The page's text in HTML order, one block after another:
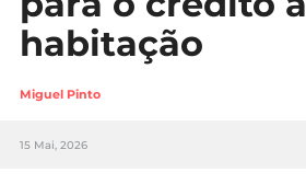
Lifestyle
Sociedade
Tecnologia
habitação
Miguel Pinto
15 Mai, 2026